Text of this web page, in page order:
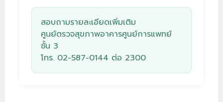
สอบถามรายละเอียดเพิ่มเติม
ศูนย์ตรวจสุขภาพอาคารศูนย์การแพทย์
ชั้น 3
โทร. 02-587-0144 ต่อ 2300